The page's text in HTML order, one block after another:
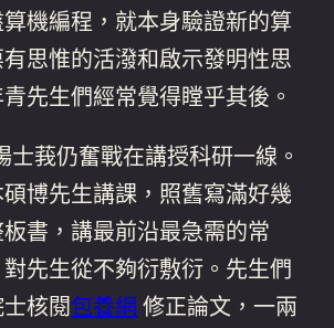
機編程，就本身驗證新的算
思惟的活潑和啟示發明性思
先生們經常覺得瞠乎其後。
莪仍奮戰在講授科研一線。
博先生講課，照舊寫滿好幾
書，講最前沿最急需的常
先生從不夠衍敷衍。先生們
核閱包養網 修正論文，一兩